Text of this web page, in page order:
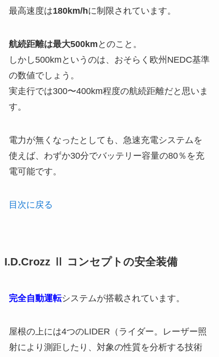
最高速度は180km/hに制限されています。
航続距離は最大500km とのこと。
しかし500kmというのは、おそらく欧州NEDC基準
の数値でしょう。
実走行では300〜400km程度の航続距離だと思いま
す。
電力が無くなったとしても、急速充電システムを
使えば、わずか30分でバッテリー容量の80％を充
電可能です。
目次に戻る
I.D.Crozz Ⅱ コンセプトの安全装備
完全自動運転システムが搭載されています。
屋根の上には4つのLIDER（ライダー。レーザー照
射により測距したり、対象の性質を分析する技術